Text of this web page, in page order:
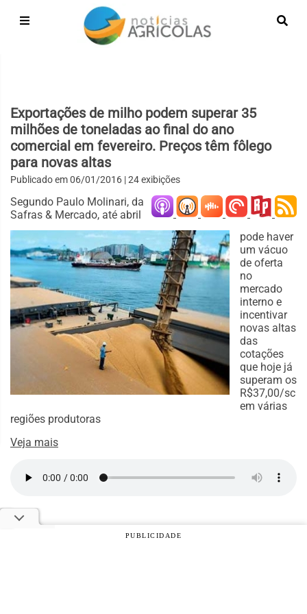
Exportações de milho podem superar 35
milhões de toneladas ao final do ano
comercial em fevereiro. Preços têm fôlego
para novas altas
Publicado em06/01/2016 | 24 exibições
Segundo Paulo Molinari, da
Safras & Mercado, até abril
pode haver
um vácuo
de oferta
no
mercado
interno e
incentivar
novas altas
das
cotações
que hoje já
superam os
R$37,00/sc
em várias
regiões produtoras
Veja mais
PUBLICIDADE